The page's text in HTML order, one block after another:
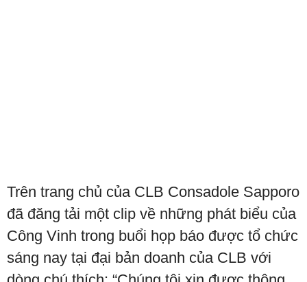
Trên trang chủ của CLB Consadole Sapporo
đã đăng tải một clip về những phát biểu của
Công Vinh trong buổi họp báo được tổ chức
sáng nay tại đại bản doanh của CLB với